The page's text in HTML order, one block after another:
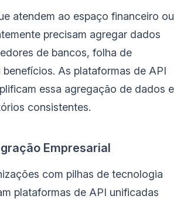
atendem ao espaço financeiro ou
precisam agregar dados
de bancos, folha de
As plataformas de API
essa agregação de dados e
consistentes.
Empresarial
com pilhas de tecnologia
plataformas de API unificadas